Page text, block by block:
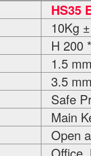
HS35
10Kg
H 200
1.5
3.5
Safe
Main
Open